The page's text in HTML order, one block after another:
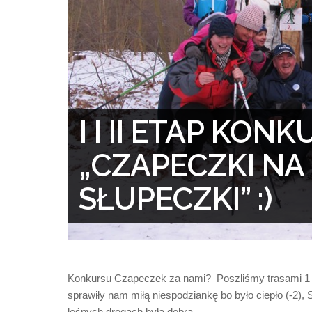
I I II ETAP
„CZAPECZKI NA
SŁUPECZKI” :)
Konkursu Czapeczek za nami? Poszliśmy trasami
sprawiły nam miłą niespodziankę bo było ciepło (-